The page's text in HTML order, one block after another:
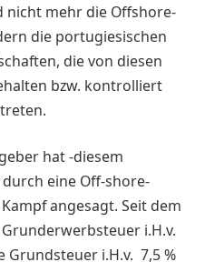
nicht mehr die Offshore-
die portugiesischen
die von diesen
bzw. kontrolliert
hat -diesem
eine Off-shore-
angesagt. Seit dem
i.H.v.
Grundsteuer i.H.v. 7,5 %